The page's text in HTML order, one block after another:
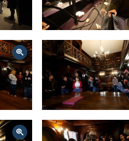
Zoom
Zoom